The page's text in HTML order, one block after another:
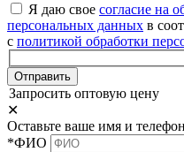
Я даю свое согласие на
персональных данных в
с политикой обработки
Отправить
Запросить оптовую цену
✕
Оставьте ваше имя и
*ФИО